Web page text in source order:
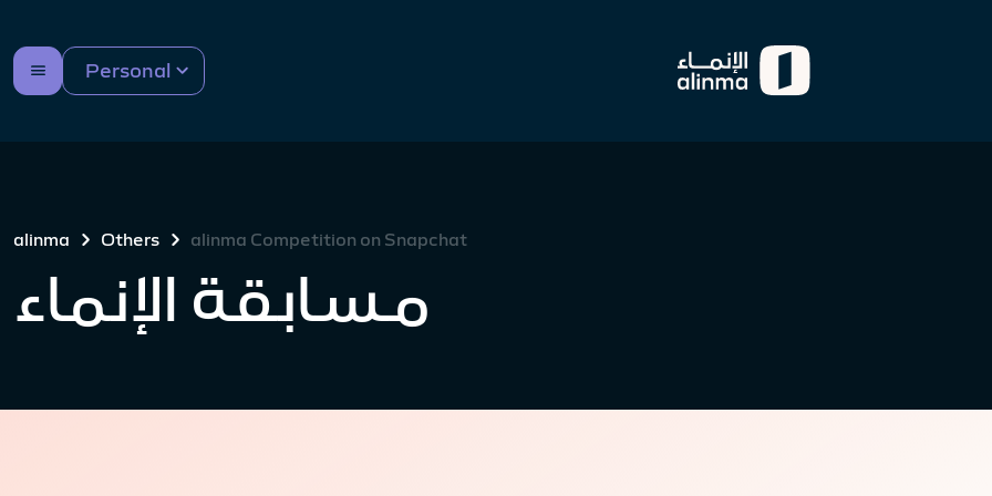
Personal
alinma Others alinma Competition on Snapchat
مسابقة الإنماء